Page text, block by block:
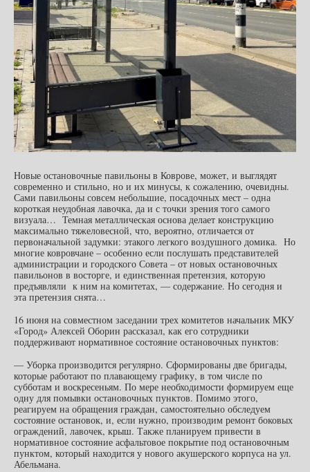
Новые остановочные павильоны в Коврове, может, и выглядят
современно и стильно, но и их минусы, к сожалению, очевидны.
Сами павильоны совсем небольшие, посадочных мест – одна
короткая неудобная лавочка, да и с точки зрения того самого
визуала… Темная металлическая основа делает конструкцию
максимально тяжеловесной, что, вероятно, отличается от
первоначальной задумки: этакого легкого воздушного домика. Но
многие ковровчане – особенно если послушать представителей
администрации и городского Совета – от новых остановочных
павильонов в восторге, и единственная претензия, которую
предъявляли к ним на комитетах, — содержание. Но сегодня и
эта претензия снята…
16 июня на совместном заседании трех комитетов начальник МКУ
«Город» Алексей Оборин рассказал, как его сотрудники
поддерживают нормативное состояние остановочных пунктов:
— Уборка производится регулярно. Сформированы две бригады,
которые работают по плавающему графику, в том числе по
субботам и воскресеньям. По мере необходимости формируем еще
одну для помывки остановочных пунктов. Помимо этого,
реагируем на обращения граждан, самостоятельно обследуем
состояние остановок, и, если нужно, производим ремонт боковых
ограждений, лавочек, крыш. Также планируем привести в
нормативное состояние асфальтовое покрытие под остановочным
пунктом, который находится у нового акушерского корпуса на ул.
Абельмана.